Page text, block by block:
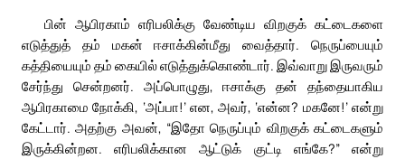
பின் ஆபிரகாம் எரிபலிக்கு வேண்டிய விறகுக் கட்டைகளை
எடுத்துத் தம் மகன் ஈசாக்கின்மீது வைத்தார். நெருப்பையும்
கத்தியையும் தம் கையில் எடுத்துக்கொண்டார். இவ்வாறு இருவரும்
சேர்ந்து சென்றனர். அப்பொழுது, ஈசாக்கு தன் தந்தையாகிய
ஆபிரகாமை நோக்கி, ‘அப்பா!’ என, அவர், ‘என்ன? மகனே!’ என்று
கேட்டார். அதற்கு அவன், “இதோ நெருப்பும் விறகுக் கட்டைகளும்
இருக்கின்றன. எரிபலிக்கான ஆட்டுக் குட்டி எங்கே?” என்று